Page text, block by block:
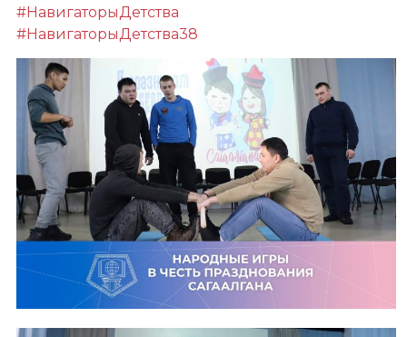
#НавигаторыДетства
#НавигаторыДетства38